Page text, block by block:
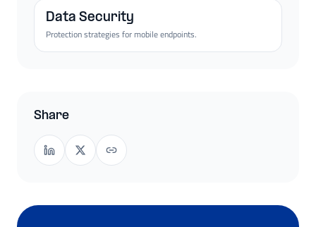
Data Security
Protection strategies for mobile endpoints.
Share